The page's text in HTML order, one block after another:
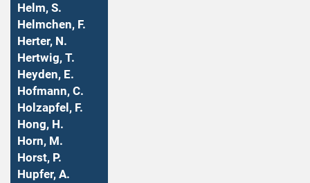
Helm, S.
Helmchen, F.
Herter, N.
Hertwig, T.
Heyden, E.
Hofmann, C.
Holzapfel, F.
Hong, H.
Horn, M.
Horst, P.
Hupfer, A.